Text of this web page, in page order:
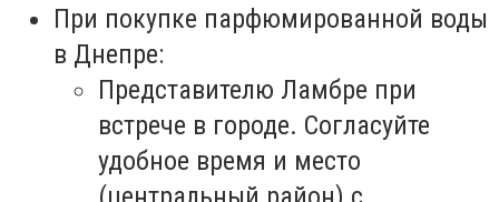
При покупке парфюмированной воды
в Днепре:
Представителю Ламбре при
встрече в городе. Согласуйте
удобное время и место